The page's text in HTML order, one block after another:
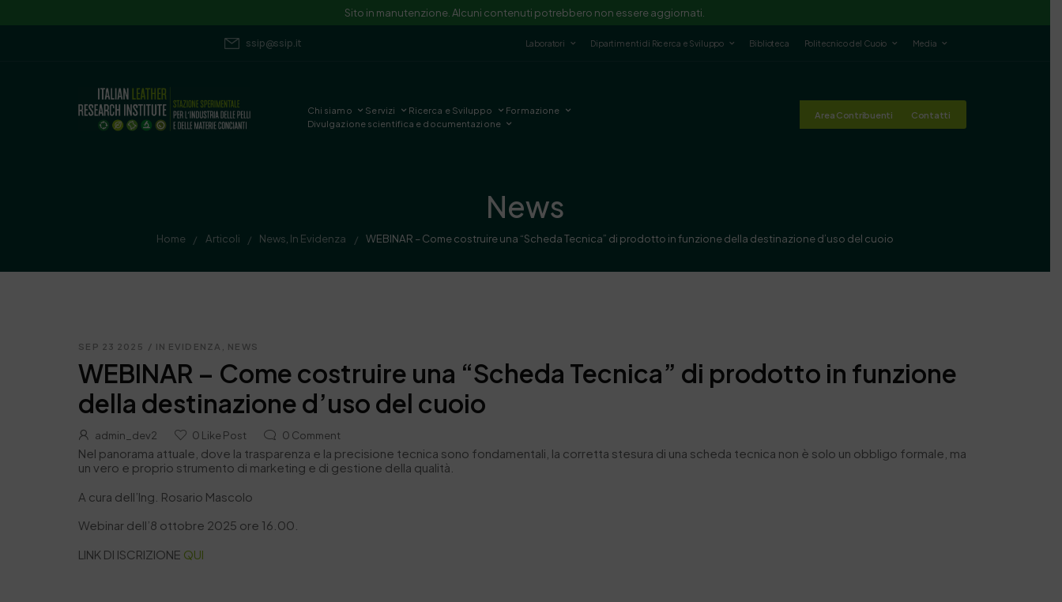
Sito in manutenzione. Alcuni contenuti potrebbero non essere aggiornati.
ssip@ssip.it Laboratori Dipartimenti di Ricerca e Sviluppo Biblioteca Politecnico del Cuoio Media
Chi siamo Servizi Ricerca e Sviluppo
Formazione
Divulgazione scientifica e documentazione
Area Contribuenti Contatti
News
Home / Articoli / News In Evidenza / WEBINAR – Come costruire una “Scheda Tecnica” di prodotto in funzione della destinazione d’uso del cuoio
SEP 23 2025 / IN EVIDENZA NEWS
WEBINAR – Come costruire una “Scheda Tecnica” di prodotto in funzione
della destinazione d’uso del cuoio
admin_dev2 0 Like Post 0 Comment
Nel panorama attuale, dove la trasparenza e la precisione tecnica sono fondamentali, la corretta stesura di una scheda tecnica non è solo un obbligo formale, ma
un vero e proprio strumento di marketing e di gestione della qualità.
A cura dell’Ing. Rosario Mascolo
Webinar dell’8 ottobre 2025 ore 16.00.
LINK DI ISCRIZIONE QUI